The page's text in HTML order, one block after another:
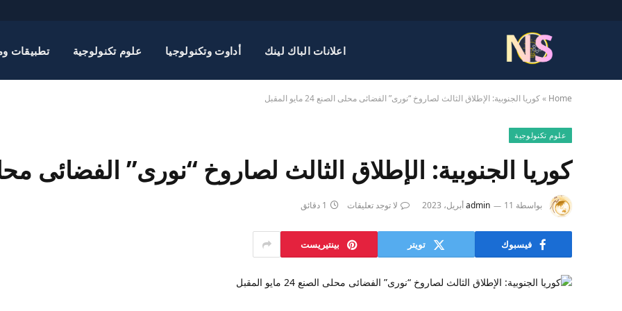
اعلانات الباك لينك أداوت وتكنولوجيا علوم تكنولوجية تطبيقات
Home
»كوريا الجنوبية: الإطلاق الثالث لصاروخ “نورى” الفضائى محلى الصنع 24 مايو المقبل
علوم تكنولوجية
كوريا الجنوبية: الإطلاق الثالث لصاروخ “نورى” الفضائى محلى الصنع 24
بواسطة admin 11 أبريل، 2023 لا توجد تعليقات 1 دقائق
فيسبوك تويتر بينتيريست